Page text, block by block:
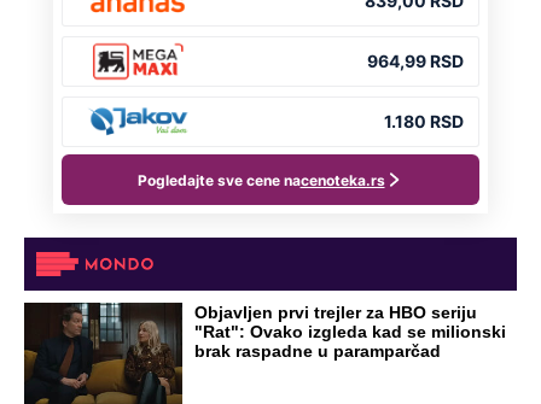
Objavljen prvi trejler za HBO seriju
"Rat": Ovako izgleda kad se milionski
brak raspadne u paramparčad